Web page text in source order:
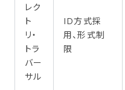
レク
ト
リ・
トラ
バー
サル
ID方式採
用、形式制
限